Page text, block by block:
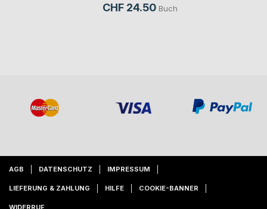
CHF 24.50 Buch
AGB DATENSCHUTZ IMPRESSUM
LIEFERUNG & ZAHLUNG HILFE COOKIE-BANNER
WIDERRUF